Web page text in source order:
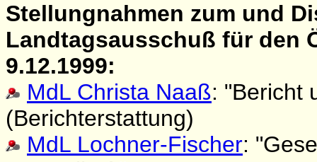
Stellungnahmen zum und
Landtagsausschuß für den
9.12.1999:
MdL Christa Naaß: "Bericht
(Berichterstattung)
MdL Lochner-Fischer: